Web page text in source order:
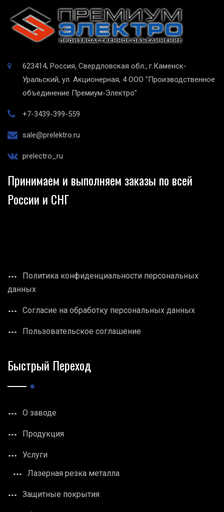
623414, Россия, Свердловская обл., г.Каменск-
Уральский, ул. Акционерная, 4 ООО "Производственное
объединение Премиум-Электро"
+7-3439-399-559
sale@prelektro.ru
prelectro_ru
Принимаем и выполняем заказы по всей
России и СНГ
Политика конфиденциальности персональных
данных
Согласие на обработку персональных данных
Пользовательское соглашение
Быстрый Переход
О заводе
Продукция
Услуги
Лазерная резка металла
Защитные покрытия